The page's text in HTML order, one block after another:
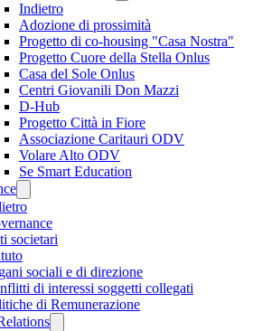
Indietro
Adozione di prossimità
Progetto di co-housing "Casa Nostra"
Progetto Cuore della Stella Onlus
Casa del Sole Onlus
Centri Giovanili Don Mazzi
D-Hub
Progetto Città in Fiore
Associazione Caritauri ODV
Volare Alto ODV
Se Smart Education
societari
sociali e di direzione
di interessi soggetti collegati
di Remunerazione